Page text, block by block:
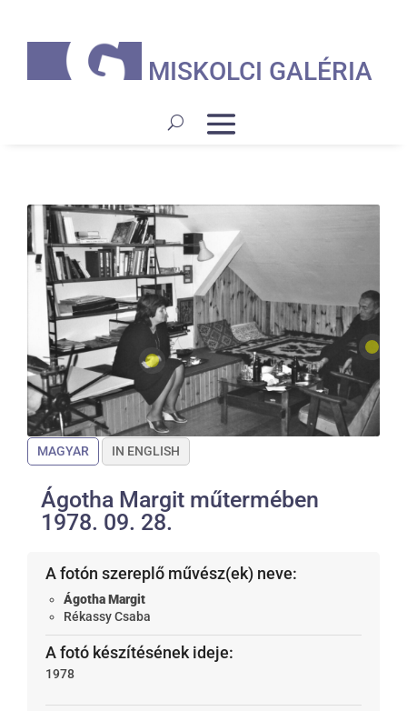
MISKOLCI GALÉRIA
MAGYAR IN ENGLISH
Ágotha Margit műtermében
1978. 09. 28.
A fotón szereplő művész(ek) neve:
Ágotha Margit
Rékassy Csaba
A fotó készítésének ideje:
1978